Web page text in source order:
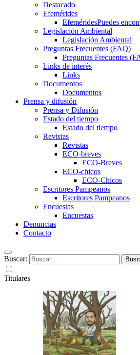
Destacado
Efemérides
EfeméridesPuedes
Legislación Ambiental
Legislación Ambiental
Preguntas Frecuentes (FAQ)
Preguntas Frecuentes
Links de interés
Links
Documentos
Documentos
Prensa y difusión
Prensa y Difusión
Estado del tiempo
Estado del tiempo
Revistas
Revistas
ECO-breves
ECO-Breves
ECO-chicos
ECO-Chicos
Escritores Pampeanos
Escritores Pampeanos
Encuestas
Encuestas
Denuncias
Contacto
Buscar:
Titulares